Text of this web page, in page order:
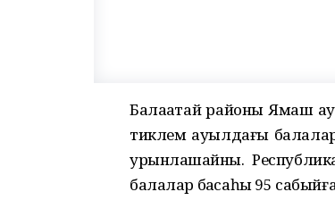
Балаҡатай районы Ямаш
тиклем ауылдағы
урынлашҡайны.
балалар баҡсаһы 95